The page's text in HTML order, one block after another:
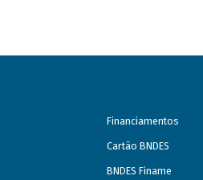
Financiamentos
Cartão BNDES
BNDES Finame